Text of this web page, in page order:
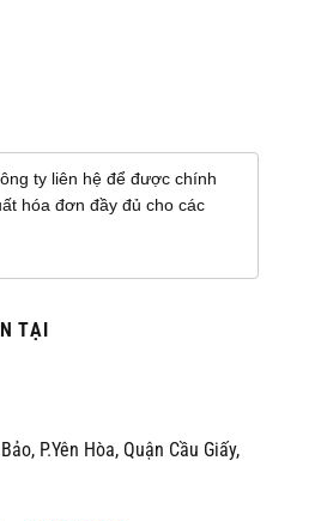
ty liên hệ để được chính
hóa đơn đầy đủ cho các
TẠI
P.Yên Hòa, Quận Cầu Giấy,